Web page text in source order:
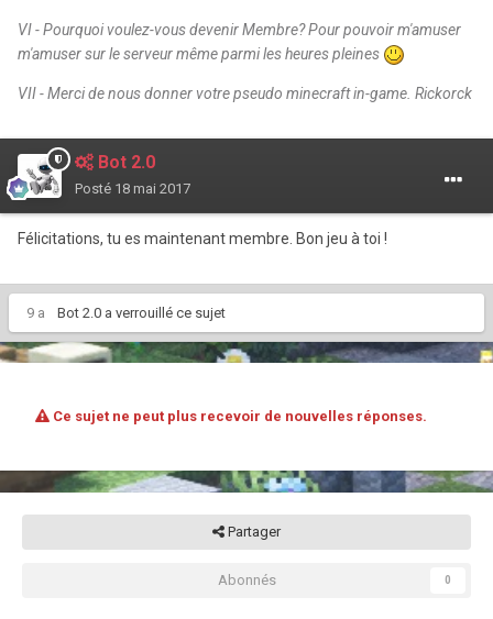
VI - Pourquoi voulez-vous devenir Membre? Pour pouvoir m'amuser
m'amuser sur le serveur même parmi les heures pleines
VII - Merci de nous donner votre pseudo minecraft in-game. Rickorck
Bot 2.0
Posté 18 mai 2017
Félicitations, tu es maintenant membre. Bon jeu à toi !
9 a Bot 2.0 a verrouillé ce sujet
Ce sujet ne peut plus recevoir de nouvelles réponses.
Partager
Abonnés 0